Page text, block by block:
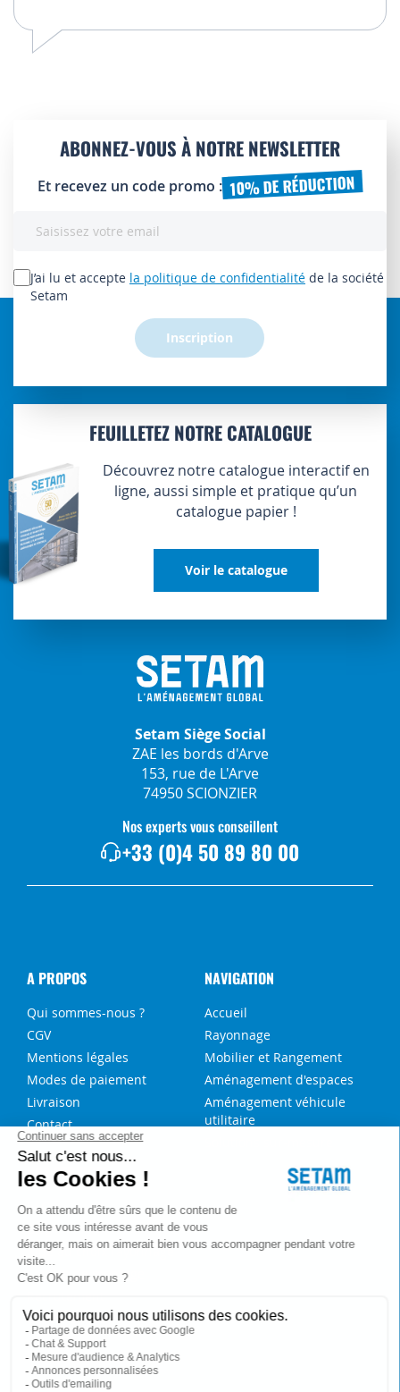
ABONNEZ-VOUS À NOTRE NEWSLETTER
Et recevez un code promo : 10% DE RÉDUCTION
lettre
d’information
J’ai lu et accepte la politique de confidentialité de la société
Setam
Inscription
FEUILLETEZ NOTRE CATALOGUE
Découvrez notre catalogue interactif en
ligne, aussi simple et pratique qu’un
catalogue papier !
Voir le catalogue
Setam Siège Social
ZAE les bords d'Arve
153, rue de L'Arve
74950 SCIONZIER
Nos experts vous conseillent
+33 (0)4 50 89 80 00
A PROPOS
Qui sommes-nous ?
CGV
Mentions légales
Modes de paiement
Livraison
Contact
NAVIGATION
Accueil
Rayonnage
Mobilier et Rangement
Aménagement d'espaces
Aménagement véhicule
utilitaire
NOS SERVICES
FAQ
Blog
Aide au choix rayonnage
Service de montage
Besoin d'aide ?